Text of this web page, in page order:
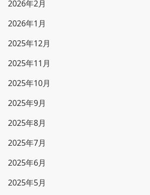
2026年2月
2026年1月
2025年12月
2025年11月
2025年10月
2025年9月
2025年8月
2025年7月
2025年6月
2025年5月